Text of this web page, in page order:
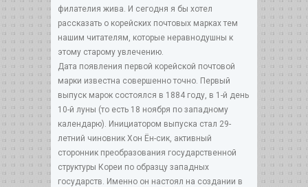
филателия жива. И сегодня я бы хотел
рассказать о корейских почтовых марках тем
нашим читателям, которые неравнодушны к
этому старому увлечению.
Дата появления первой корейской почтовой
марки известна совершенно точно. Первый
выпуск марок состоялся в 1884 году, в 1-й день
10-й луны (то есть 18 ноября по западному
календарю). Инициатором выпуска стал 29-
летний чиновник Хон Ён-сик, активный
сторонник преобразования государственной
структуры Кореи по образцу западных
государств. Именно он настоял на создании в